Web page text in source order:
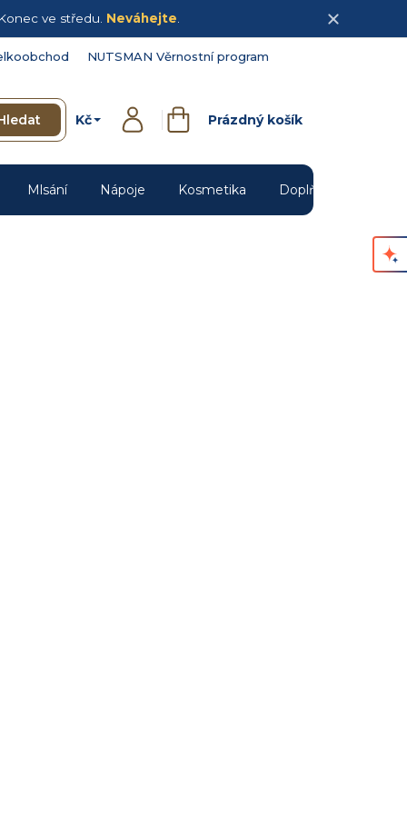
ve středu. Neváhejte
NUTSMAN Věrnostní program
Kč
PřihlášeníNákupní
Prázdný košík
Mlsání Nápoje Kosmetika Doplňky